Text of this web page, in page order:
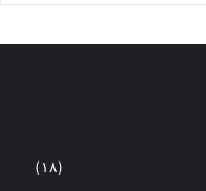
(۱۸)